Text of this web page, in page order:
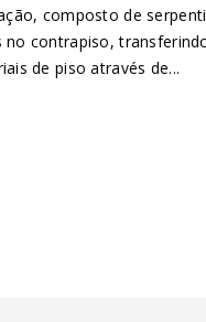
composto de
no contrapiso,
de piso através de...